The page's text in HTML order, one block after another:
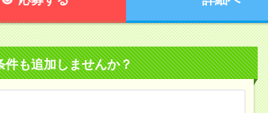
件も追加しませんか？